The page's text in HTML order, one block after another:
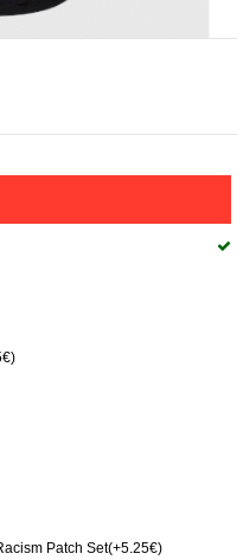
Patch Set(+5.25€)